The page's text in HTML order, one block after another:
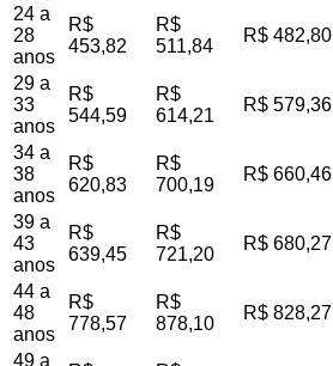
24 a
28
anos
R$
453,82
R$
511,84
R$ 482,80
29 a
33
anos
R$
544,59
R$
614,21
R$ 579,36
34 a
38
anos
R$
620,83
R$
700,19
R$ 660,46
39 a
43
anos
R$
639,45
R$
721,20
R$ 680,27
44 a
48
anos
R$
778,57
R$
878,10
R$ 828,27
49 a